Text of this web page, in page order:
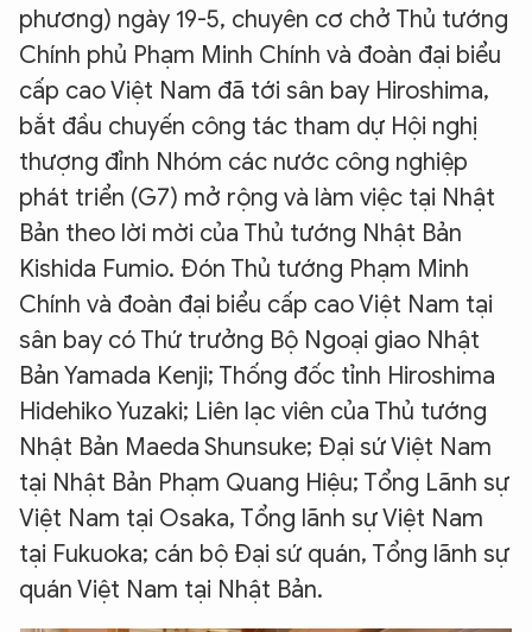
phương) ngày 19-5, chuyên cơ chở Thủ tướng
Chính phủ Phạm Minh Chính và đoàn đại biểu
cấp cao Việt Nam đã tới sân bay Hiroshima,
bắt đầu chuyến công tác tham dự Hội nghị
thượng đỉnh Nhóm các nước công nghiệp
phát triển (G7) mở rộng và làm việc tại Nhật
Bản theo lời mời của Thủ tướng Nhật Bản
Kishida Fumio. Đón Thủ tướng Phạm Minh
Chính và đoàn đại biểu cấp cao Việt Nam tại
sân bay có Thứ trưởng Bộ Ngoại giao Nhật
Bản Yamada Kenji; Thống đốc tỉnh Hiroshima
Hidehiko Yuzaki; Liên lạc viên của Thủ tướng
Nhật Bản Maeda Shunsuke; Đại sứ Việt Nam
tại Nhật Bản Phạm Quang Hiệu; Tổng Lãnh sự
Việt Nam tại Osaka, Tổng lãnh sự Việt Nam
tại Fukuoka; cán bộ Đại sứ quán, Tổng lãnh sự
quán Việt Nam tại Nhật Bản.